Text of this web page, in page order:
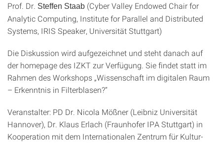
Prof. Dr. Steffen Staab (Cyber Valley Endowed Chair for
Analytic Computing, Institute for Parallel and Distributed
Systems, IRIS Speaker, Universität Stuttgart)
Die Diskussion wird aufgezeichnet und steht danach auf
der homepage des IZKT zur Verfügung. Sie findet statt im
Rahmen des Workshops „Wissenschaft im digitalen Raum
– Erkenntnis in Filterblasen?“
Veranstalter: PD Dr. Nicola Mößner (Leibniz Universität
Hannover), Dr. Klaus Erlach (Fraunhofer IPA Stuttgart) in
Kooperation mit dem Internationalen Zentrum für Kultur-